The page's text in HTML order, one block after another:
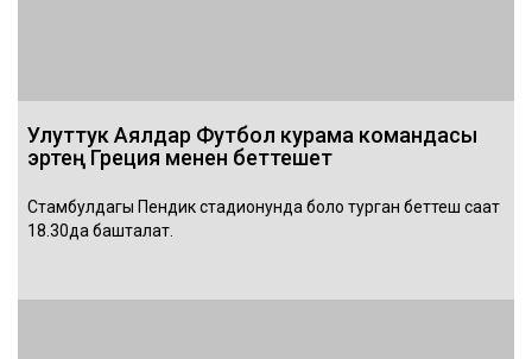
Улуттук Аялдар Футбол курама командасы
эртең Греция менен беттешет
Стамбулдагы Пендик стадионунда боло турган беттеш саат
18.30да башталат.